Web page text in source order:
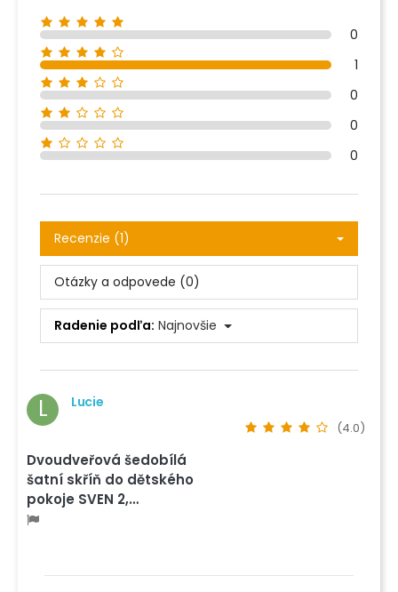
0
1
0
0
0
Recenzie (1)
Otázky a odpovede (0)
Radenie podľa: Najnovšie
L Lucie
(4.0)
Dvoudveřová šedobílá
šatní skříň do dětského
pokoje SVEN 2,…